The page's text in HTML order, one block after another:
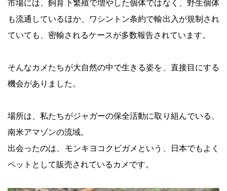
市場には、飼育下繁殖で増やした個体ではなく、野生個体
も流通しているほか、ワシントン条約で輸出入が規制され
ていても、密輸されるケースが多数報告されています。
そんなカメたちが大自然の中で生きる姿を、直接目にする
機会がありました。
場所は、私たちがジャガーの保全活動に取り組んでいる、
南米アマゾンの流域。
出会ったのは、モンキヨコクビガメという、日本でもよく
ペットとして販売されているカメです。